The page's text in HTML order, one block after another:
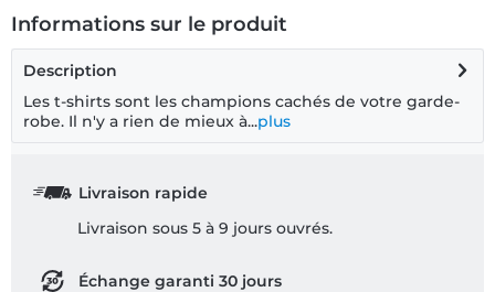
Informations sur le produit
Description
Les t-shirts sont les champions cachés de votre garde-
robe. Il n'y a rien de mieux à...plus
Livraison rapide
Livraison sous 5 à 9 jours ouvrés.
Échange garanti 30 jours